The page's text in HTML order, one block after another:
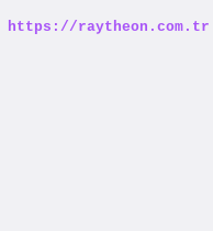
https://raytheon.com.tr